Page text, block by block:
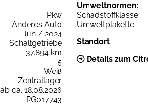
Pkw
Anderes Auto
Jun / 2024
Schaltgetriebe
37.894 km
5
Weiß
Zentrallager
ab ca. 18.08.2026
RG017743
Umweltnormen:
Schadstoffklasse
Umweltplakette
Standort
Details zum